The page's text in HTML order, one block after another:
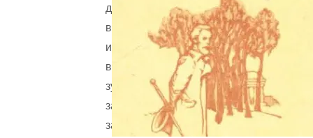
длиннее
верхней
и
верхние
зубы
заходят
за